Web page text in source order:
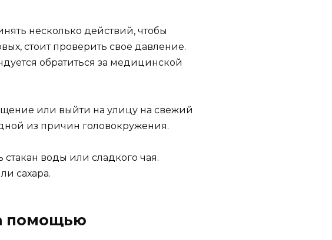
несколько действий, чтобы
стоит проверить свое давление.
обратиться за медицинской
или выйти на улицу на свежий
из причин головокружения.
воды или сладкого чая.
сахара.
помощью